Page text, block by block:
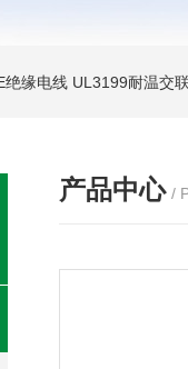
绝缘电线 UL3199耐温交
产品中心 /